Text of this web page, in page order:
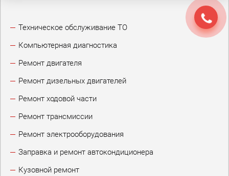
Техническое обслуживание ТО
Компьютерная диагностика
Ремонт двигателя
Ремонт дизельных двигателей
Ремонт ходовой части
Ремонт трансмиссии
Ремонт электрооборудования
Заправка и ремонт автокондиционера
Кузовной ремонт